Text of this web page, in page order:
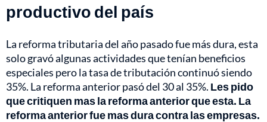
productivo del país
La reforma tributaria del año pasado fue más dura, esta
solo gravó algunas actividades que tenían beneficios
especiales pero la tasa de tributación continuó siendo
35%. La reforma anterior pasó del 30 al 35%. Les pido
que critiquen mas la reforma anterior que esta. La
reforma anterior fue mas dura contra las empresas.